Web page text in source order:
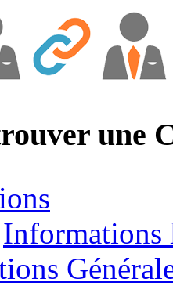
une
Informations